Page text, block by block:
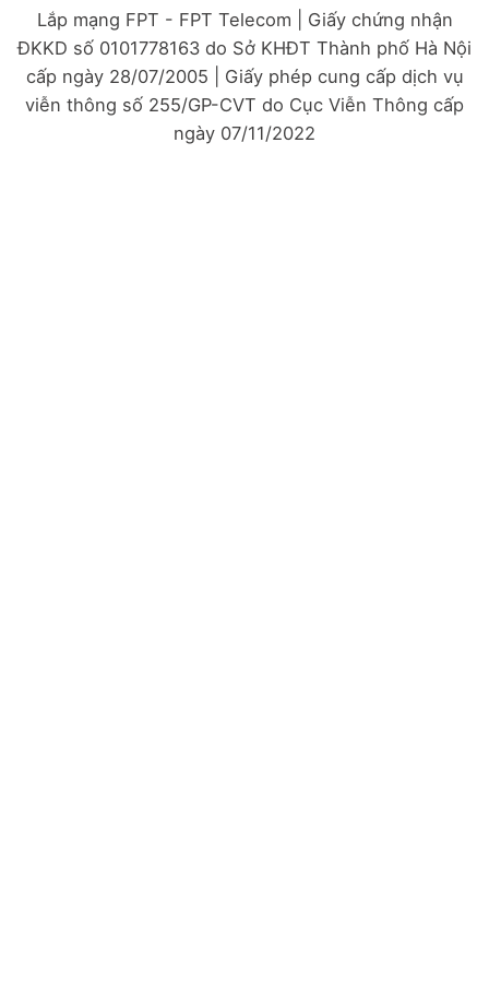
Lắp mạng FPT - FPT Telecom | Giấy chứng nhận
ĐKKD số 0101778163 do Sở KHĐT Thành phố Hà Nội
cấp ngày 28/07/2005 | Giấy phép cung cấp dịch vụ
viễn thông số 255/GP-CVT do Cục Viễn Thông cấp
ngày 07/11/2022